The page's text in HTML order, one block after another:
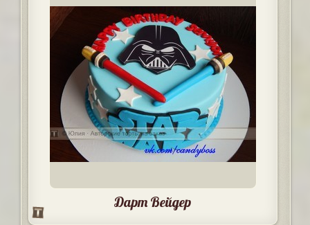
Дарт Вейдер